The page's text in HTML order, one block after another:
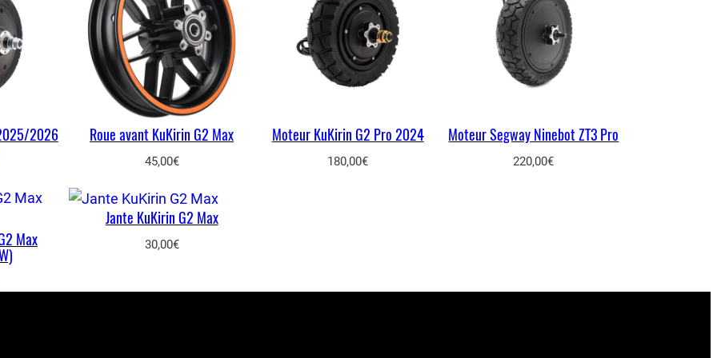
2026
Roue avant KuKirin G2 Max
45,00€
Moteur KuKirin G2 Pro 2024
180,00€
Moteur Segway Ninebot ZT3 Pro
220,00€
Max
Jante KuKirin G2 Max
30,00€